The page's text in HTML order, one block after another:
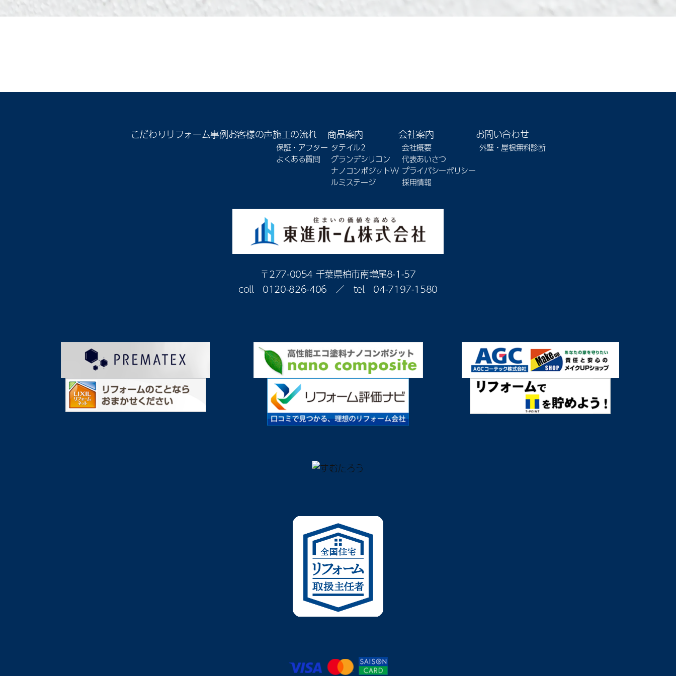
こだわりリフォーム事例お客様の声施工の流れ
保証・アフター
よくある質問
商品案内
タテイル2
グランデシリコン
ナノコンポジットW
ルミステージ
会社案内
会社概要
代表あいさつ
プライバシーポリシー
採用情報
お問い合わせ
外壁・屋根無料診断
〒277-0054 千葉県柏市南増尾8-1-57
coll 0120-826-406 ／ tel 04-7197-1580